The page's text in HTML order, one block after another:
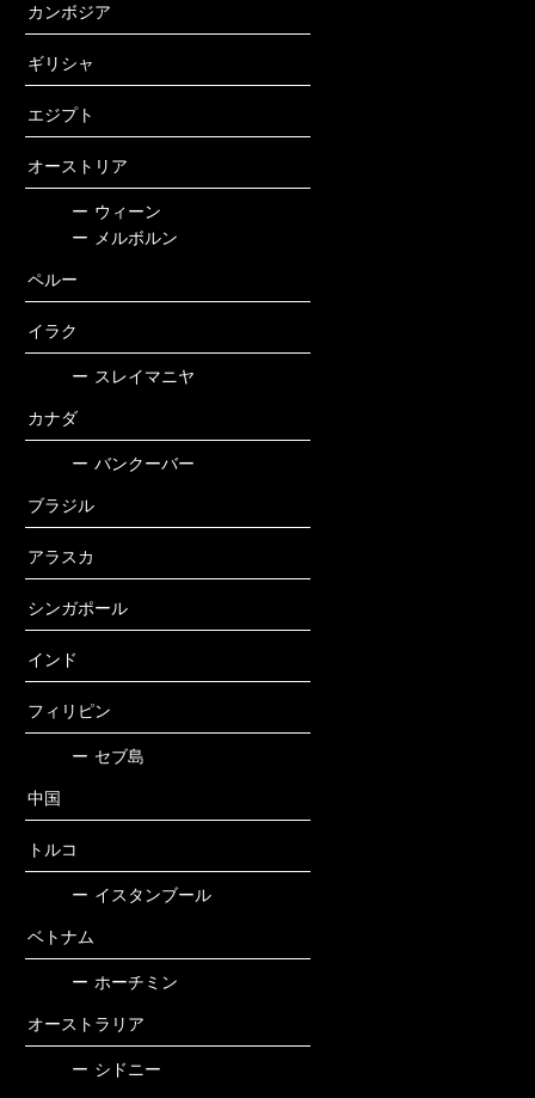
カンボジア
ギリシャ
エジプト
オーストリア
ー ウィーン
ー
メルボルン
ペルー
イラク
ー スレイマニヤ
カナダ
ー バンクーバー
ブラジル
アラスカ
シンガポール
インド
フィリピン
ー セブ島
中国
トルコ
ー イスタンブール
ベトナム
ー ホーチミン
オーストラリア
ー シドニー